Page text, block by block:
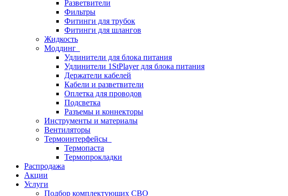
Разветвители
Фильтры
Фитинги для трубок
Фитинги для шлангов
Жидкость
Моддинг
Удлинители для блока питания
Удлинители 1StPlayer для блока питания
Держатели кабелей
Кабели и разветвители
Оплетка для проводов
Подсветка
Разъемы и коннекторы
Инструменты и материалы
Вентиляторы
Термоинтерфейсы
Термопаста
Термопрокладки
Распродажа
Акции
Услуги
Подбор комплектующих СВО